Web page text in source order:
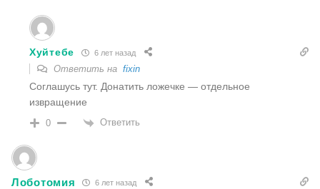
Хуйтебе 6 лет назад
Ответить на fixin
Соглашусь тут. Донатить ложечке — отдельное
извращение
0 Ответить
Лоботомия 6 лет назад